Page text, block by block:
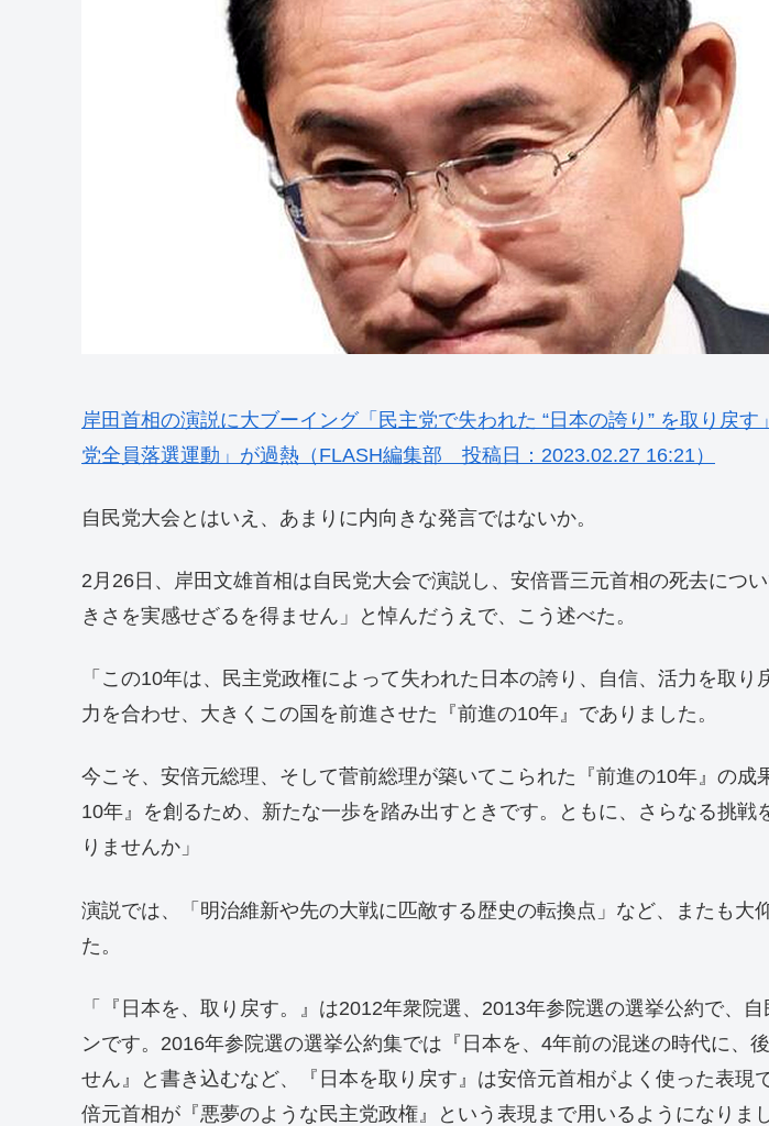
岸田首相の演説に大ブーイング「民主党で失われた “日本の誇り” を取り戻
党全員落選運動」が過熱（FLASH編集部 投稿日：2023.02.27 16:21）
自民党大会とはいえ、あまりに内向きな発言ではないか。
2月26日、岸田文雄首相は自民党大会で演説し、安倍晋三元首相の死去につ
きさを実感せざるを得ません」と悼んだうえで、こう述べた。
「この10年は、民主党政権によって失われた日本の誇り、自信、活力を取り
力を合わせ、大きくこの国を前進させた『前進の10年』でありました。
今こそ、安倍元総理、そして菅前総理が築いてこられた『前進の10年』の成
10年』を創るため、新たな一歩を踏み出すときです。ともに、さらなる挑戦
りませんか」
演説では、「明治維新や先の大戦に匹敵する歴史の転換点」など、またも大
た。
「『日本を、取り戻す。』は2012年衆院選、2013年参院選の選挙公約で、
ンです。2016年参院選の選挙公約集では『日本を、4年前の混迷の時代に、
せん』と書き込むなど、『日本を取り戻す』は安倍元首相がよく使った表現
倍元首相が『悪夢のような民主党政権』という表現まで用いるようになりまし